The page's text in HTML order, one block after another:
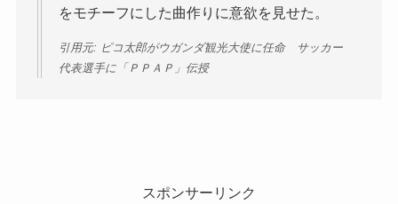
をモチーフにした曲作りに意欲を見せた。
引用元: ピコ太郎がウガンダ観光大使に任命 サッカー
代表選手に「ＰＰＡＰ」伝授
スポンサーリンク